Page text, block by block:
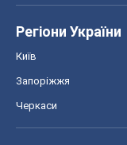
Регіони України
Київ
Запоріжжя
Черкаси